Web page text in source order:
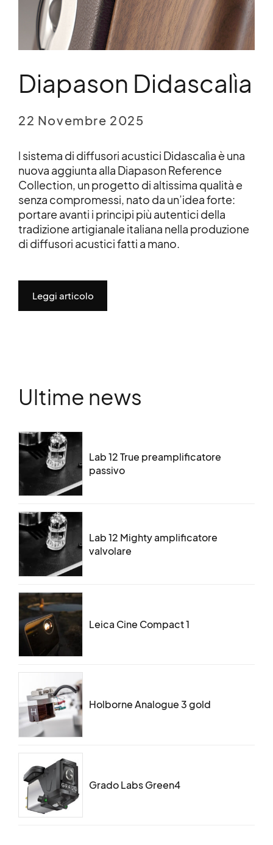
Diapason Didascalìa
22 Novembre 2025
l sistema di diffusori acustici Didascalìa è una
nuova aggiunta alla Diapason Reference
Collection, un progetto di altissima qualità e
senza compromessi, nato da un’idea forte:
portare avanti i principi più autentici della
tradizione artigianale italiana nella produzione
di diffusori acustici fatti a mano.
Leggi articolo
Ultime news
Lab 12 True preamplificatore
passivo
Lab 12 Mighty amplificatore
valvolare
Leica Cine Compact 1
Holborne Analogue 3 gold
Grado Labs Green4